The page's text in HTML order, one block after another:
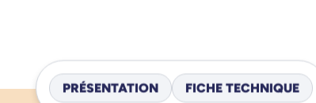
PRÉSENTATION FICHE TECHNIQUE